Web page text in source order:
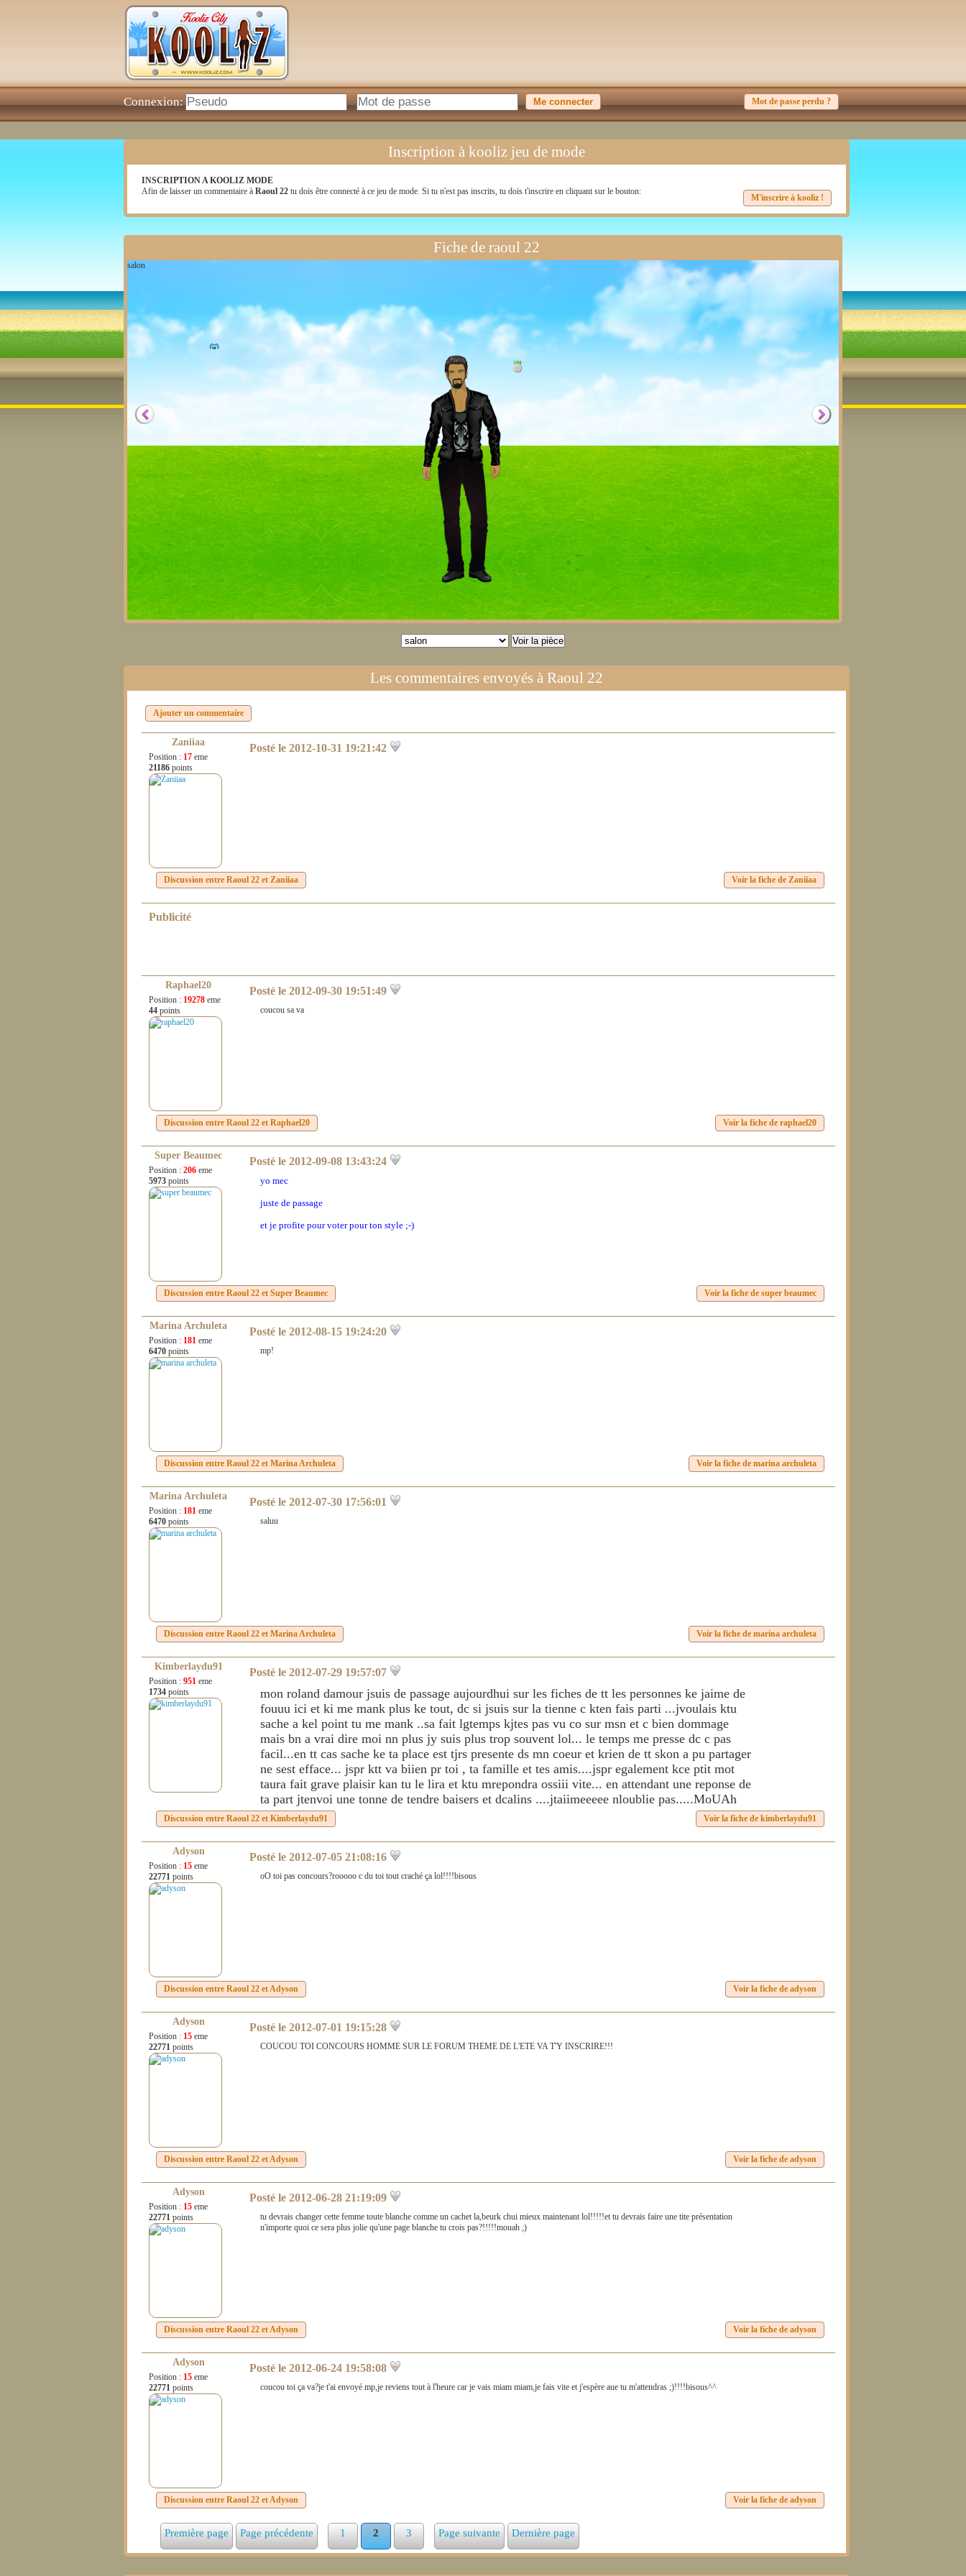
Connexion: Mot de passe perdu ?
Inscription à kooliz jeu de mode
INSCRIPTION A KOOLIZ MODE
Afin de laisser un commentaire à Raoul 22 tu dois être connecté à ce jeu de mode. Si tu n'est pas inscrits, tu dois t'inscrire en cliquant sur le bouton:
M'inscrire à kooliz !
Fiche de raoul 22
salon
Les commentaires envoyés à Raoul 22
Ajouter un commentaire
Zaniiaa
Position : 17 eme
21186 points
Posté le 2012-10-31 19:21:42
Discussion entre Raoul 22 et Zaniiaa Voir la fiche de Zaniiaa
Publicité
Raphael20
Position : 19278 eme
44 points
Posté le 2012-09-30 19:51:49
coucou sa va
Discussion entre Raoul 22 et Raphael20 Voir la fiche de raphael20
Super Beaumec
Position : 206 eme
5973 points
Posté le 2012-09-08 13:43:24
yo mec
juste de passage
et je profite pour voter pour ton style ;-)
Discussion entre Raoul 22 et Super Beaumec Voir la fiche de super beaumec
Marina Archuleta
Position : 181 eme
6470 points
Posté le 2012-08-15 19:24:20
mp!
Discussion entre Raoul 22 et Marina Archuleta Voir la fiche de marina archuleta
Marina Archuleta
Position : 181 eme
6470 points
Posté le 2012-07-30 17:56:01
saluu
Discussion entre Raoul 22 et Marina Archuleta Voir la fiche de marina archuleta
Kimberlaydu91
Position : 951 eme
1734 points
Posté le 2012-07-29 19:57:07
mon roland damour jsuis de passage aujourdhui sur les fiches de tt les personnes ke jaime de
fouuu ici et ki me mank plus ke tout, dc si jsuis sur la tienne c kten fais parti ...jvoulais ktu
sache a kel point tu me mank ..sa fait lgtemps kjtes pas vu co sur msn et c bien dommage
mais bn a vrai dire moi nn plus jy suis plus trop souvent lol... le temps me presse dc c pas
facil...en tt cas sache ke ta place est tjrs presente ds mn coeur et krien de tt skon a pu partager
ne sest efface... jspr ktt va biien pr toi , ta famille et tes amis....jspr egalement kce ptit mot
taura fait grave plaisir kan tu le lira et ktu mrepondra ossiii vite... en attendant une reponse de
ta part jtenvoi une tonne de tendre baisers et dcalins ....jtaiimeeeee nloublie pas.....MoUAh
Discussion entre Raoul 22 et Kimberlaydu91 Voir la fiche de kimberlaydu91
Adyson
Position : 15 eme
22771 points
Posté le 2012-07-05 21:08:16
oO toi pas concours?rooooo c du toi tout craché ça lol!!!!bisous
Discussion entre Raoul 22 etAdyson Voir la fiche de adyson
Adyson
Position : 15 eme
22771 points
Posté le 2012-07-01 19:15:28
COUCOU TOI CONCOURS HOMME SUR LE FORUM THEME DE L'ETE VA T'Y INSCRIRE!!!
Discussion entre Raoul 22 etAdyson Voir la fiche de adyson
Adyson
Position : 15 eme
22771 points
Posté le 2012-06-28 21:19:09
tu devrais changer cette femme toute blanche comme un cachet la,beurk chui mieux maintenant lol!!!!!et tu devrais faire une tite présentation
n'importe quoi ce sera plus jolie qu'une page blanche tu crois pas?!!!!!mouah ;)
Discussion entre Raoul 22 etAdyson Voir la fiche de adyson
Adyson
Position : 15 eme
22771 points
Posté le 2012-06-24 19:58:08
coucou toi ça va?je t'ai envoyé mp,je reviens tout à l'heure car je vais miam miam,je fais vite et j'espère aue tu m'attendras ;)!!!!bisous^^
Discussion entre Raoul 22 etAdyson Voir la fiche de adyson
Première page Page précédente 1 2 3 Page suivante Dernière page